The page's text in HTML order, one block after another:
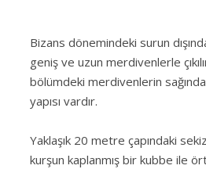
Bizans dönemindeki surun
geniş ve uzun merdivenlerle
bölümdeki merdivenlerin
yapısı vardır.
Yaklaşık 20 metre çapındaki
kurşun kaplanmış bir kubbe ile